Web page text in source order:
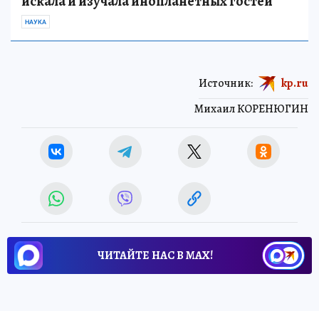
НАУКА
Михаил КОРЕНЮГИН
Источник: kp.ru
ЧИТАЙТЕ НАС В МАХ!